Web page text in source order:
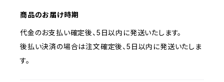
商品のお届け時期
代金のお支払い確定後、5日以内に発送いたします。
後払い決済の場合は注文確定後、5日以内に発送いたしま
す。